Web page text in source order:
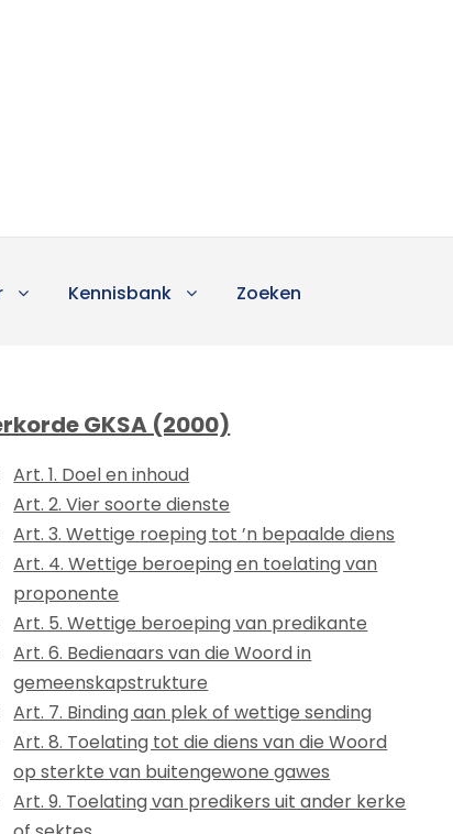
Kennisbank Zoeken
GKSA (2000)
Art. 1. Doel en inhoud
Art. 2. Vier soorte dienste
Art. 3. Wettige roeping tot ’n bepaalde diens
Art. 4. Wettige beroeping en toelating van
proponente
Art. 5. Wettige beroeping van predikante
Art. 6. Bedienaars van die Woord in
gemeenskapstrukture
Art. 7. Binding aan plek of wettige sending
Art. 8. Toelating tot die diens van die Woord
op sterkte van buitengewone gawes
Art. 9. Toelating van predikers uit ander kerke